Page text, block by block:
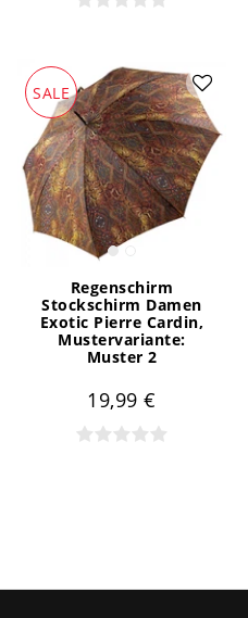
SALE
Regenschirm
Stockschirm Damen
Exotic Pierre Cardin,
Mustervariante:
Muster 2
19,99 €